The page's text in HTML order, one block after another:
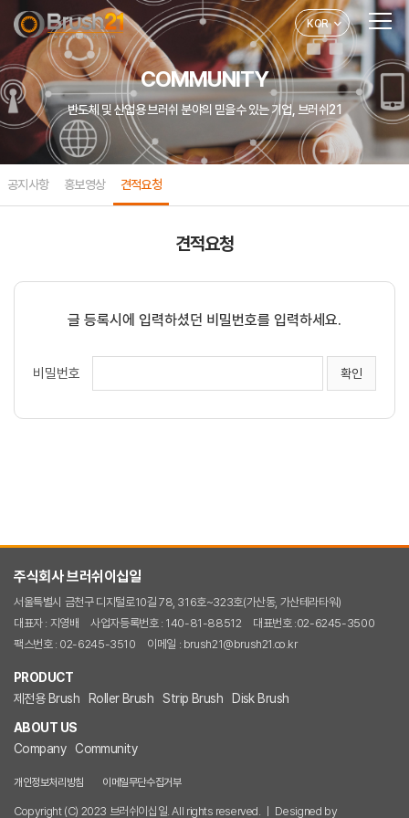
KOR
COMMUNITY
반도체 및 산업용 브러쉬 분야의 믿을수 있는 기업, 브러쉬21
공지사항 홍보영상 견적요청
견적요청
글 등록시에 입력하셨던 비밀번호를 입력하세요.
비밀번호
주식회사 브러쉬이십일
서울특별시 금천구 디지털로10길 78, 316호~323호(가산동, 가산테라타워)
대표자 : 지영배
사업자등록번호 : 140-81-88512
대표번호 :02-6245-3500
팩스번호 : 02-6245-3510
이메일 : brush21@brush21.co.kr
PRODUCT
제전용 Brush
Roller Brush Strip Brush
Disk Brush
ABOUT US
Company
Community
개인정보처리방침 이메일무단수집거부
Copyright (C) 2023 브러쉬이십일. All rights reserved. ㅣ Designed by